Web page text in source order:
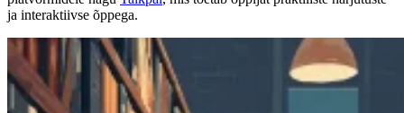
ja interaktiivse õppega.